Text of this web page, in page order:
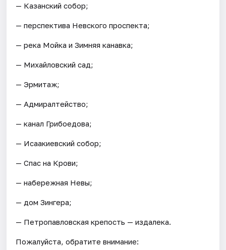
— Казанский собор;
— перспектива Невского проспекта;
— река Мойка и Зимняя канавка;
— Михайловский сад;
— Эрмитаж;
— Адмиралтейство;
— канал Грибоедова;
— Исаакиевский собор;
— Спас на Крови;
— набережная Невы;
— дом Зингера;
— Петропавловская крепость — издалека.
Пожалуйста, обратите внимание: